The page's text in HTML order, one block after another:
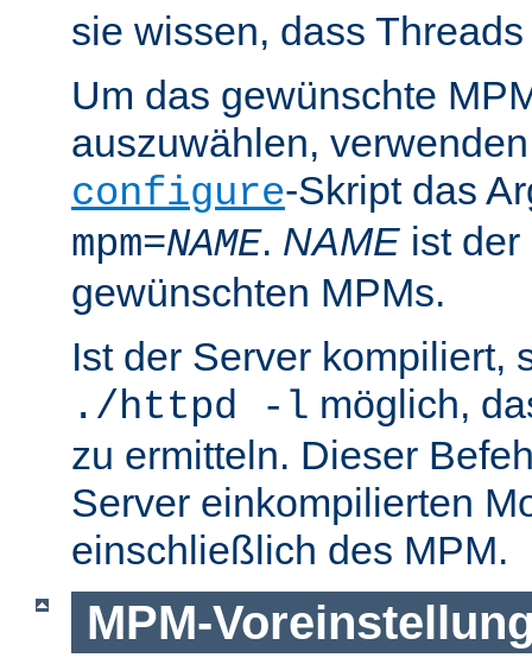
sie wissen, dass
Um das gewünschte
auszuwählen,
configure-Skript das
mpm=NAME. NAME ist
gewünschten MPMs.
Ist der Server kompiliert,
./httpd -l möglich,
zu ermitteln. Dieser
Server einkompilierten
einschließlich des MPM.
MPM-